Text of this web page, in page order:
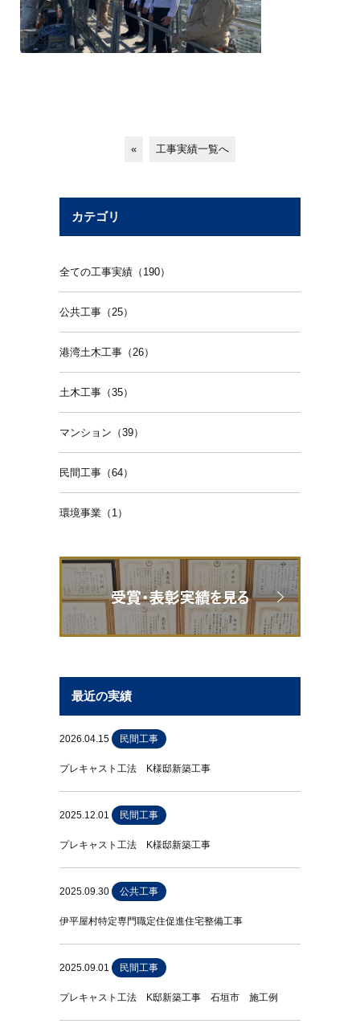
« 工事実績一覧へ
カテゴリ
全ての工事実績（190）
公共工事（25）
港湾土木工事（26）
土木工事（35）
マンション（39）
民間工事（64）
環境事業（1）
最近の実績
2026.04.15 民間工事
プレキャスト工法 K様邸新築工事
2025.12.01 民間工事
プレキャスト工法 K様邸新築工事
2025.09.30 公共工事
伊平屋村特定専門職定住促進住宅整備工事
2025.09.01 民間工事
プレキャスト工法 K邸新築工事 石垣市 施工例